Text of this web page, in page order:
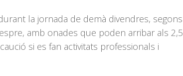
la jornada de demà divendres, segons
amb onades que poden arribar als 2,5
si es fan activitats professionals i